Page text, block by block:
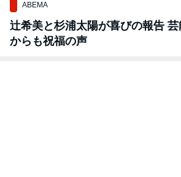
ABEMA
辻希美と杉浦太陽が喜びの報告 芸
からも祝福の声